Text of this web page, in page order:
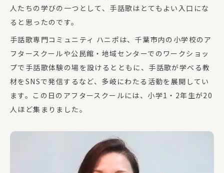
人たちの学びの一つとして、手話歌はとてもよい入口にな
ると思ったのです。
手話歌専門コミュニティ ハニポは、千葉市内の小学校のア
フタースクールや公民館・地域センターでのワークショッ
プで手話歌体験の場を設けるとともに、手話歌が学べる教
材をSNSで発信するなど、多岐にわたる活動を展開してい
ます。この日のアフタースクールには、小学1・2年生が20
人ほど集まりました。